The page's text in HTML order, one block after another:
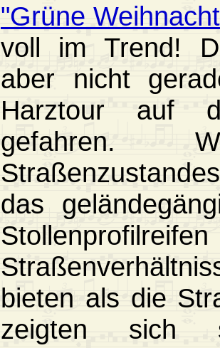
"Grüne
voll im Trend!
aber nicht
Harztour auf
gefahren.
das
bieten als die
zeigten sich